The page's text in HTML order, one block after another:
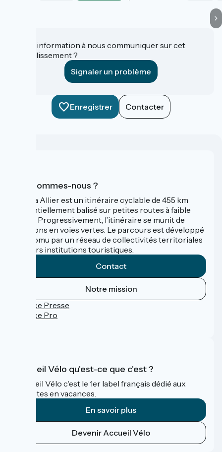
Une information à nous communiquer sur cet
établissement ?
Signaler un problème
Enregistrer Contacter
Qui sommes-nous ?
La Via Allier est un itinéraire cyclable de 455 km
essentiellement balisé sur petites routes à faible
trafic. Progressivement, l’itinéraire se munit de
sections en voies vertes. Le parcours est développé
et promu par un réseau de collectivités territoriales
et leurs institutions touristiques.
Contact
Notre mission
Espace Presse
Espace Pro
Accueil Vélo qu'est-ce que c'est ?
Accueil Vélo c'est le 1er label français dédié aux
cyclistes en vacances.
En savoir plus
Devenir Accueil Vélo